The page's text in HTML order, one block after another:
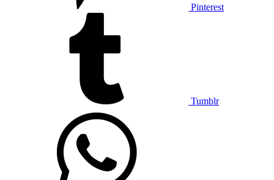
Pinterest
Tumblr